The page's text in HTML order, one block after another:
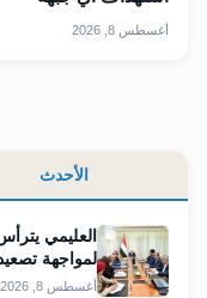
أغسطس 8, 2026
الأحدث
العليمي
لمواجهة
أغسطس 8, 2026